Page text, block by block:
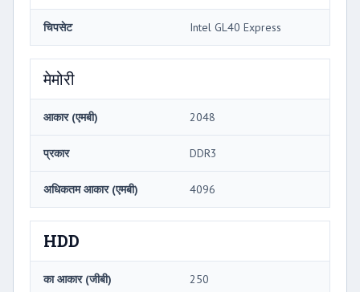
चिपसेट Intel GL40 Express
मेमोरी
आकार (एमबी) 2048
प्रकार DDR3
अधिकतम आकार (एमबी) 4096
HDD
का आकार (जीबी) 250